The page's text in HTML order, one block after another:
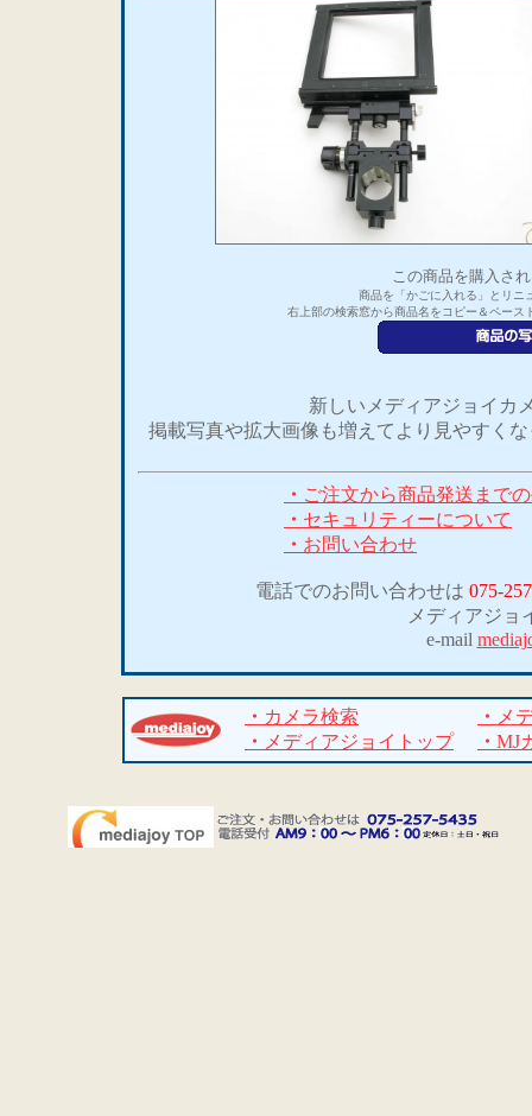
この商品を購入さ
商品を「かごに入れる」とリニ
右上部の検索窓から商品名をコピー＆ペース
新しいメディアジョイカ
掲載写真や拡大画像も増えてより見やすく
・ ご注文から商品発送まで
・ セキュリティーについて
・ お問い合わせ
電話でのお問い合わせは 075-
メディアジョ
e-mail
・ カメラ検索 ・ メ
・ メディアジョイトップ ・ MJ